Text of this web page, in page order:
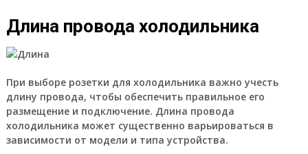
Длина провода холодильника
При выборе розетки для холодильника важно учесть
длину провода, чтобы обеспечить правильное его
размещение и подключение. Длина провода
холодильника может существенно варьироваться в
зависимости от модели и типа устройства.